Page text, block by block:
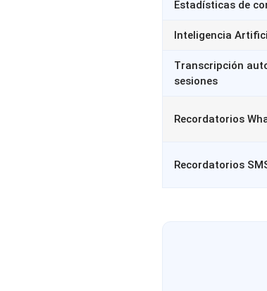
Estadísticas de
Inteligencia
Transcripción
sesiones
Recordatorios
Recordatorios